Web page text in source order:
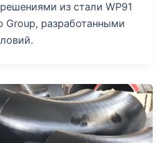
из стали WP91
Group, разработанными